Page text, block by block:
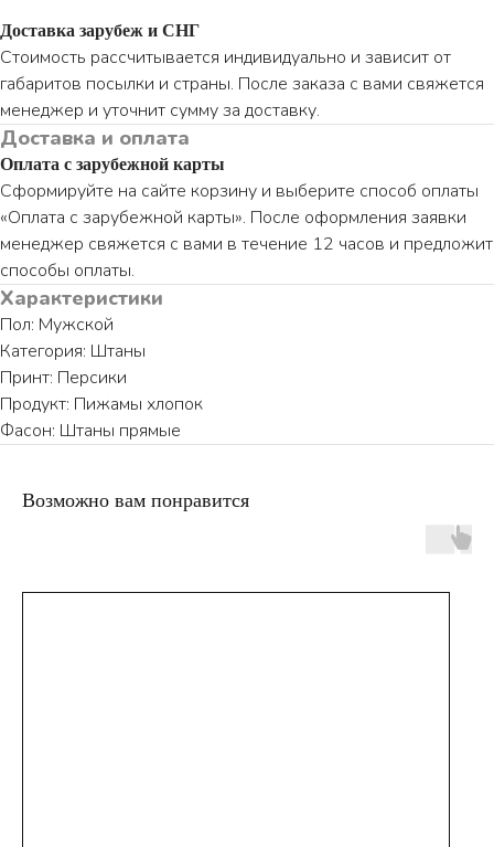
Доставка зарубеж и СНГ
Стоимость рассчитывается индивидуально и зависит от
габаритов посылки и страны. После заказа с вами свяжется
менеджер и уточнит сумму за доставку.
Доставка и оплата
Оплата с зарубежной карты
Сформируйте на сайте корзину и выберите способ оплаты
«Оплата с зарубежной карты». После оформления заявки
менеджер свяжется с вами в течение 12 часов и предложит
способы оплаты.
Характеристики
Пол: Мужской
Категория: Штаны
Принт: Персики
Продукт: Пижамы хлопок
Фасон: Штаны прямые
Возможно вам понравится